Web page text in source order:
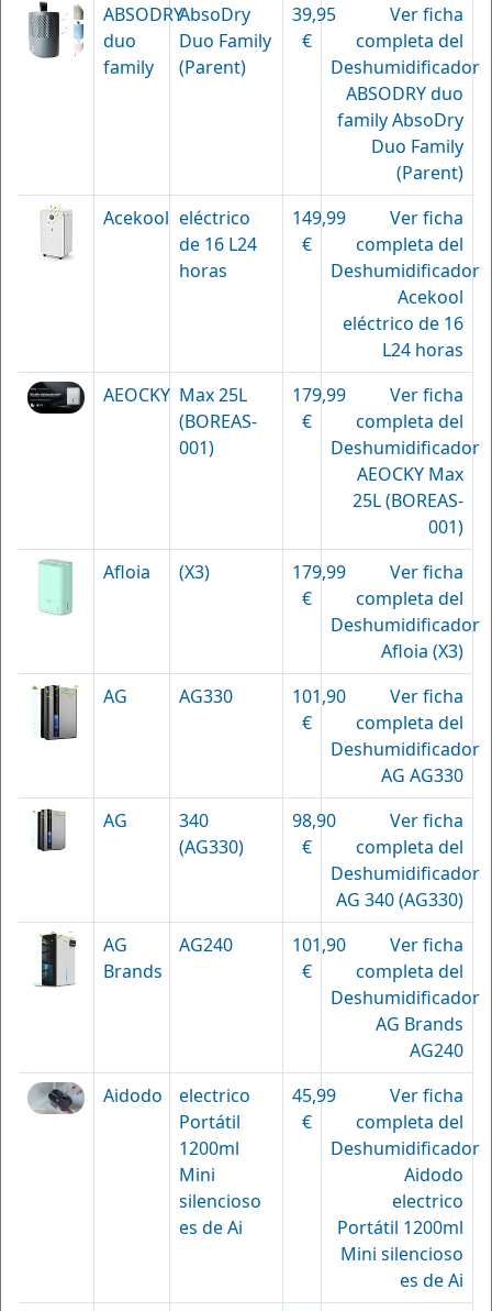
ABSODRY
duo
family
AbsoDry
Duo Family
(Parent)
39,95
€
Ver ficha
completa del
Deshumidificador
ABSODRY duo
family AbsoDry
Duo Family
(Parent)
Acekool eléctrico
de 16 L24
horas
149,99
€
Ver ficha
completa del
Deshumidificador
Acekool
eléctrico de 16
L24 horas
AEOCKY Max 25L
(BOREAS-
001)
179,99
€
Ver ficha
completa del
Deshumidificador
AEOCKY Max
25L (BOREAS-
001)
Afloia
(X3)
179,99
€
Ver ficha
completa del
Deshumidificador
Afloia (X3)
AG
AG330
101,90
€
Ver ficha
completa del
Deshumidificador
AG AG330
AG
340
(AG330)
98,90
€
Ver ficha
completa del
Deshumidificador
AG 340 (AG330)
AG
Brands
AG240
101,90
€
Ver ficha
completa del
Deshumidificador
AG Brands
AG240
Aidodo
electrico
Portátil
1200ml
Mini
silencioso
es de Ai
45,99
€
Ver ficha
completa del
Deshumidificador
Aidodo
electrico
Portátil 1200ml
Mini silencioso
es de Ai